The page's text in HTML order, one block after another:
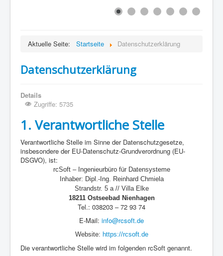
Aktuelle Seite: Startseite Datenschutzerklärung
Datenschutzerklärung
Details
Zugriffe: 5735
1. Verantwortliche Stelle
Verantwortliche Stelle im Sinne der Datenschutzgesetze,
insbesondere der EU-Datenschutz-Grundverordnung (EU-
DSGVO), ist:
rcSoft – Ingenieurbüro für Datensysteme
Inhaber: Dipl.-Ing. Reinhard Chmiela
Strandstr. 5 a // Villa Elke
18211 Ostseebad Nienhagen
Tel.: 038203 – 72 93 74
E-Mail: info@rcsoft.de
Website: https://rcsoft.de
Die verantwortliche Stelle wird im folgenden rcSoft genannt.